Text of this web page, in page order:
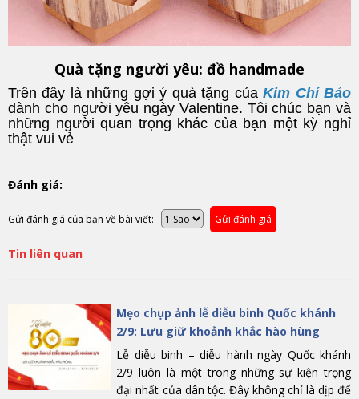
Quà tặng người yêu: đồ handmade
Trên đây là những gợi ý quà tặng củaKim Chí Bảo
dành cho người yêu ngày Valentine. Tôi chúc bạn và
những người quan trọng khác của bạn một kỳ nghỉ
thật vui vẻ
Đánh giá:
Gửi đánh giá của bạn về bài viết: Gửi đánh giá
Tin liên quan
Mẹo chụp ảnh lễ diễu binh Quốc khánh
2/9: Lưu giữ khoảnh khắc hào hùng
Lễ diễu binh – diễu hành ngày Quốc khánh
2/9 luôn là một trong những sự kiện trọng
đại nhất của dân tộc. Đây không chỉ là dịp để